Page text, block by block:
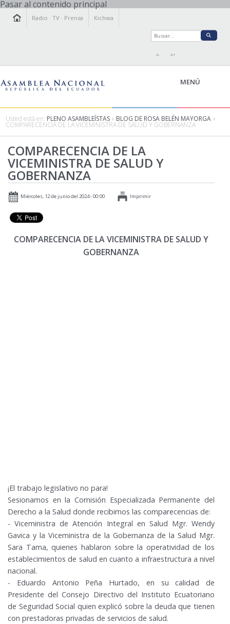
Pasar al contenido principal
Radio ·TV · Prensa Kichwa
A- A+
MENÚ
LEGISLAMOS
FISCALIZAMOS
TRANSPARENCIA
PRENSA
PARTICIPACIÓN
RELACIONES INTERNACIONALES
Usted está en: PLENO ASAMBLEÍSTAS » BLOG DE ROSA BELÉN MAYORGA »
COMPARECENCIA DE LA VICEMINISTRA DE SALUD Y GOBERNANZA
COMPARECENCIA DE LA
VICEMINISTRA DE SALUD Y
GOBERNANZA
Miércoles, 12 de junio del 2024 - 00:00 Imprimir
COMPARECENCIA DE LA VICEMINISTRA DE SALUD Y
GOBERNANZA
¡El trabajo legislativo no para!
Sesionamos en la Comisión Especializada Permanente del
Derecho a la Salud donde recibimos las comparecencias de:
- Viceministra de Atención Integral en Salud Mgr. Wendy
Gavica y la Viceministra de la Gobernanza de la Salud Mgr.
Sara Tama, quienes hablaron sobre la operatividad de los
establecimientos de salud en cuanto a infraestructura a nivel
nacional.
- Eduardo Antonio Peña Hurtado, en su calidad de
Presidente del Consejo Directivo del Instituto Ecuatoriano
de Seguridad Social quien explicó sobre la deuda que tienen
con prestadoras privadas de servicios de salud.